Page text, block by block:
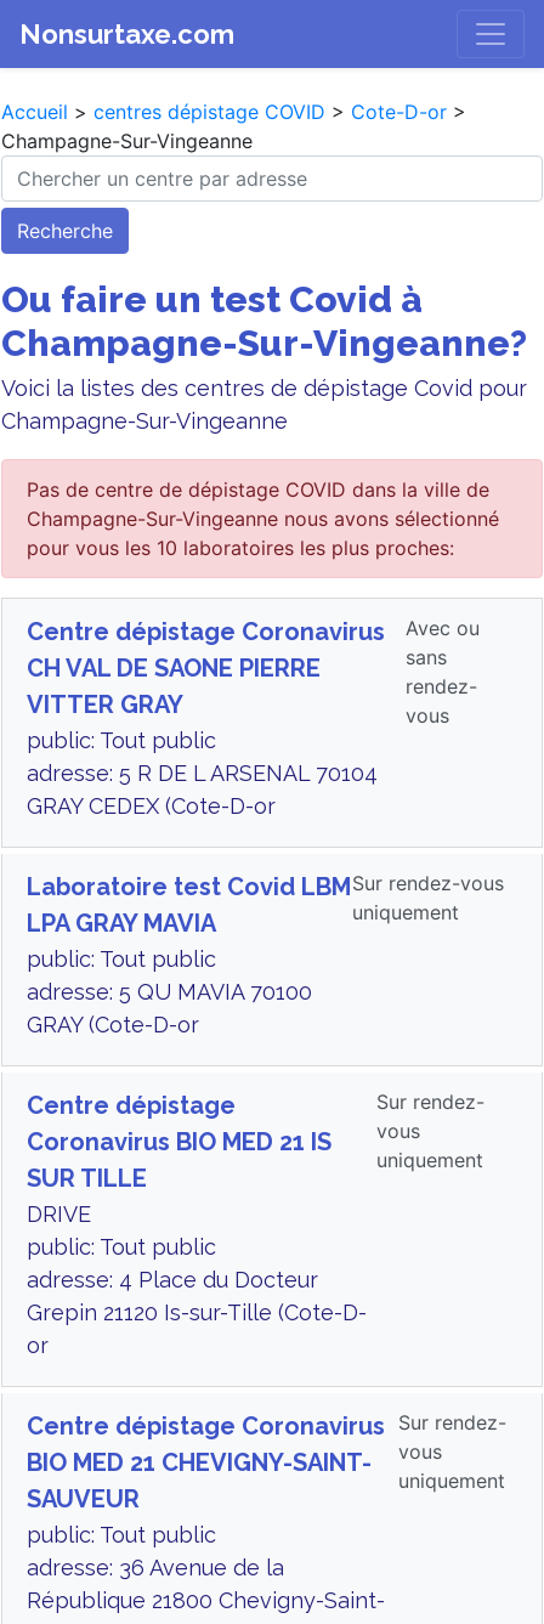
Nonsurtaxe.com
Accueil > centres dépistage COVID > Cote-D-or >
Champagne-Sur-Vingeanne
Recherche
Ou faire un test Covid à
Champagne-Sur-Vingeanne?
Voici la listes des centres de dépistage Covid pour
Champagne-Sur-Vingeanne
Pas de centre de dépistage COVID dans la ville de
Champagne-Sur-Vingeanne nous avons sélectionné
pour vous les 10 laboratoires les plus proches:
Centre dépistage Coronavirus
CH VAL DE SAONE PIERRE
VITTER GRAY
public: Tout public
adresse: 5 R DE L ARSENAL 70104
GRAY CEDEX (Cote-D-or
Avec ou
sans
rendez-
vous
Laboratoire test Covid LBM
LPA GRAY MAVIA
public: Tout public
adresse: 5 QU MAVIA 70100
GRAY (Cote-D-or
Sur rendez-vous
uniquement
Centre dépistage
Coronavirus BIO MED 21 IS
SUR TILLE
DRIVE
public: Tout public
adresse: 4 Place du Docteur
Grepin 21120 Is-sur-Tille (Cote-D-
or
Sur rendez-
vous
uniquement
Centre dépistage Coronavirus
BIO MED 21 CHEVIGNY-SAINT-
SAUVEUR
public: Tout public
adresse: 36 Avenue de la
République 21800 Chevigny-Saint-
Sur rendez-
vous
uniquement